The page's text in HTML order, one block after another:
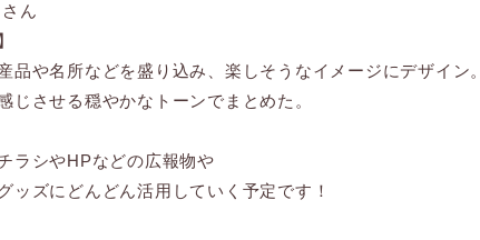
ん
品や名所などを盛り込み、楽しそうなイメージにデザイン。
じさせる穏やかなトーンでまとめた。
ラシやHPなどの広報物や
ッズにどんどん活用していく予定です！